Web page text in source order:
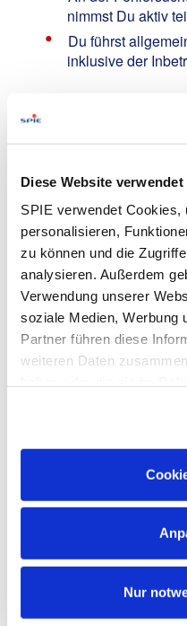
Diese Website
SPIE verwendet Cookies,
personalisieren,
zu können und die
analysieren. Außerdem
Verwendung unserer
soziale Medien, Werbung
Partner führen diese
weiteren Daten
Verarbeitung Ihrer Daten
Informationen zu Cookies
Datenschutzhinweisen.
Nur
nimmst Du aktiv
Du führst
inklusive der
Profil:
Elektrotechnik
Elektriker /
Idealerweise
Elektroprüfung,
Bereitschaft zur
willkommen!
Führerschein der
Arbeitsstil sowie
Wir bieten:
Unbefristete
vielseitigen
spannenden
jeden Abend
Attraktives
Zusatzleistungen
30 Tage Urlaub